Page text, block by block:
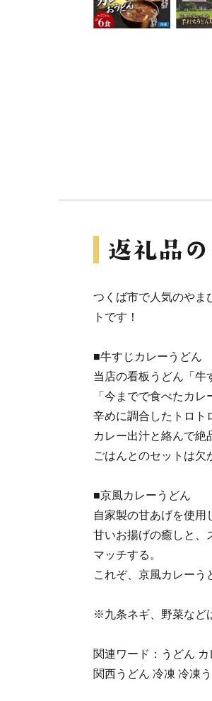
つくば市で人気のやま
トです！
■牛すじカレーうどん
当店の看板うどん「牛
「今までで食べたカ
辛めに調合したトロト
カレー出汁と絡んで絶
ごはんとのセットは
■京風カレーうどん
自家製の甘あげを使用
甘いお揚げの癒しと、
マッチする。
これぞ、京風カレーう
※九条ネギ、野菜など
関連ワード：うどん
関西うどん 冷凍 冷凍